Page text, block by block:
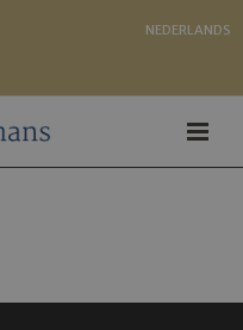
NEDERLANDS